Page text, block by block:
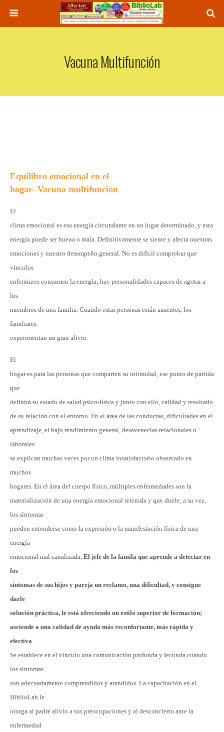
Vacuna Multifunción
Equilibro emocional en el
hogar- Vacuna multifunción
El
clima emocional es esa energía circundante en un lugar determinado, y esta
energía puede ser buena o mala. Definitivamente se siente y afecta nuestras
emociones y nuestro desempeño general. No es difícil comprobar que
vínculos
enfermizos consumen la energía; hay personalidades capaces de agotar a
los
miembros de una familia. Cuando estas personas están ausentes, los
familiares
experimentan un gran alivio.
El
hogar es para las personas que comparten su intimidad, ese punto de partida
que
definirá su estado de salud psico-fìsica y junto con ello, calidad y resultado
de su relación con el entorno. En el área de las conductas, dificultades en el
aprendizaje, el bajo rendimiento general, desavenecias relacionales o
laborales
se explican muchas veces por un clima insatisfactorio observado en
muchos
hogares. En el área del cuerpo físico, múltiples enfermedades son la
materialización de una energía emocional retenida y que duele; a su vez,
los sìntomas
pueden entenderse como la expresión o la manifestación física de una
energía
emocional mal canalizada. El jefe de la famila que aprende a detectar en
los
síntomas de sus hijos y pareja un reclamo, una dificultad, y consigue
darle
solución práctica, le está ofreciendo un estilo superior de formación;
asciende a una calidad de ayuda más reconfortante, más rápida y
efectiva.
Se establece en el vínculo una comunicación profunda y fecunda cuando
los síntomas
son adecuadamente comprendidos y atendidos. La capacitación en el
BiblioLab le
otorga al padre alivio a sus preocupaciones y al desconcierto ante la
enfermedad